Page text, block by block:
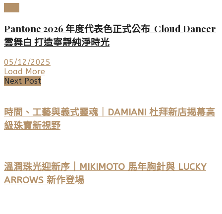
Pantone 2026 年度代表色正式公布 Cloud Dancer
雲舞白 打造寧靜純淨時光
05/12/2025
Load More
Next Post
時間、工藝與義式靈魂｜DAMIANI 杜拜新店揭幕高
級珠寶新視野
溫潤珠光迎新序｜MIKIMOTO 馬年胸針與 LUCKY
ARROWS 新作登場